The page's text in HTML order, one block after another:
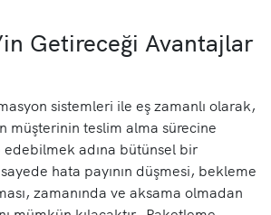
Getireceği Avantajlar
sistemleri ile eş zamanlı olarak,
müşterinin teslim alma sürecine
adına bütünsel bir
hata payının düşmesi, bekleme
zamanında ve aksama olmadan